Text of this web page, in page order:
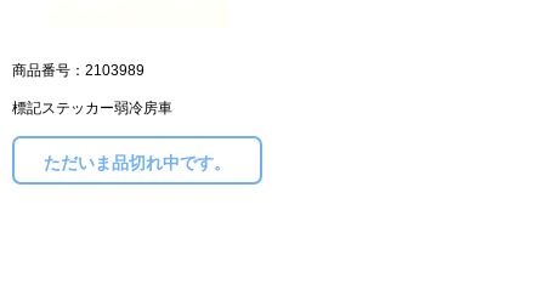
商品番号：2103989
標記ステッカー弱冷房車
ただいま品切れ中です。